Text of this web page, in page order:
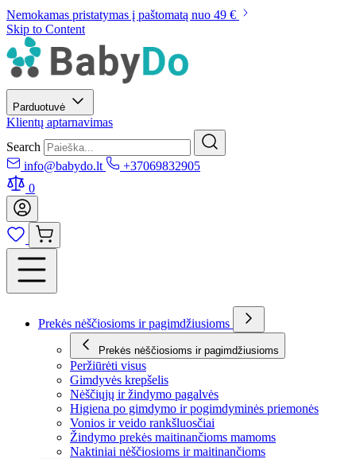
Nemokamas pristatymas į paštomatą nuo 49 €
Skip to Content
Parduotuvė
Klientų aptarnavimas
Search
info@babydo.lt
+37069832905
0
Prekės nėščiosioms ir pagimdžiusioms
Prekės nėščiosioms ir pagimdžiusioms
Peržiūrėti visus
Gimdyvės krepšelis
Nėščiųjų ir žindymo pagalvės
Higiena po gimdymo ir pogimdyminės priemonės
Vonios ir veido rankšluosčiai
Žindymo prekės maitinančioms mamoms
Naktiniai nėščiosioms ir maitinančioms